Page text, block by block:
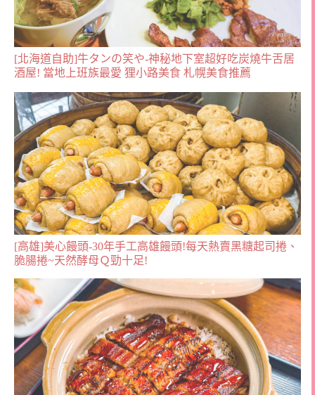
[北海道自助]牛タンの笑や-神秘地下室超好吃炭燒牛舌居
酒屋! 當地上班族最愛 狸小路美食 札幌美食推薦
[高雄]美心饅頭-30年手工高雄饅頭!每天熱賣黑糖起司捲、
脆腸捲~天然酵母Ｑ勁十足!